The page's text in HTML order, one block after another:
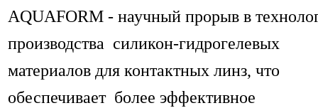
AQUAFORM - научный прорыв в
производства силикон-гидрогелевых
материалов для контактных линз, что
обеспечивает более эффективное